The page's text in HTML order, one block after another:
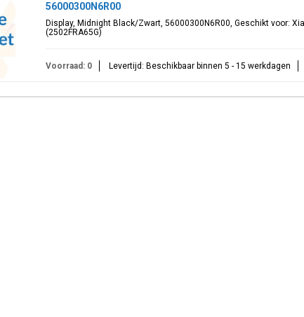
56000300N6R00
Display, Midnight Black/Zwart, 56000300N6R00, Geschikt voor:
(2502FRA65G)
Voorraad: 0 Levertijd: Beschikbaar binnen 5 - 15 werkdagen